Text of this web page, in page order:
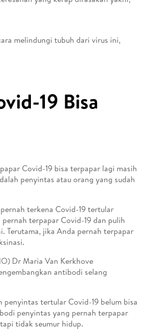
melindungi tubuh dari virus ini,
19 Bisa
Covid-19 bisa terpapar lagi masih
penyintas atau orang yang sudah
terkena Covid-19 tertular
terpapar Covid-19 dan pulih
Terutama, jika Anda pernah terpapar
Dr Maria Van Kerkhove
antibodi selang
tertular Covid-19 belum bisa
penyintas yang pernah terpapar
tidak seumur hidup.